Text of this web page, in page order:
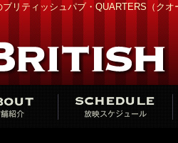
ブリティッシュパブ・QUARTERS（クオ